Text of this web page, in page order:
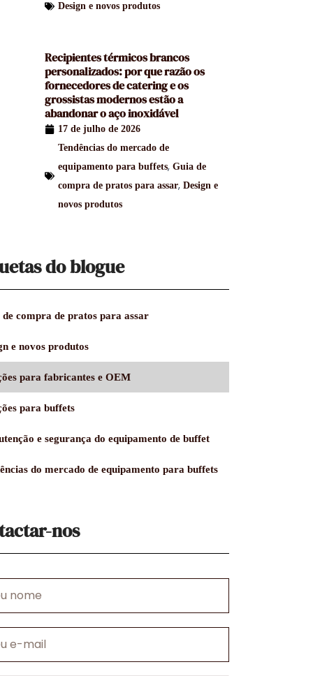
Design e novos produtos
Recipientes térmicos brancos
personalizados: por que razão os
fornecedores de catering e os
grossistas modernos estão a
abandonar o aço inoxidável
17 de julho de 2026
Tendências do mercado de
equipamento para buffets,Guia de
compra de pratos para assar,Design e
novos produtos
do blogue
de compra de pratos para assar
e novos produtos
para fabricantes e OEM
para buffets
e segurança do equipamento de buffet
do mercado de equipamento para buffets
nos